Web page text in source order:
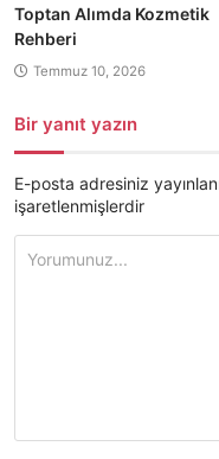
Toptan Alımda Kozmetik
Rehberi
Temmuz 10, 2026
Bir yanıt yazın
E-posta adresiniz
işaretlenmişlerdir